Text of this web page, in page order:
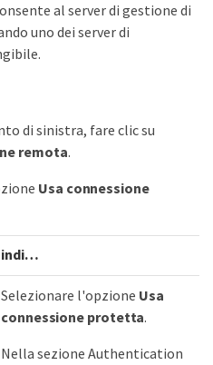
al server di gestione di
uno dei server di
di sinistra, fare clic su
remota.
Usa connessione
Selezionare l'opzione Usa
connessione protetta.
Nella sezione Authentication